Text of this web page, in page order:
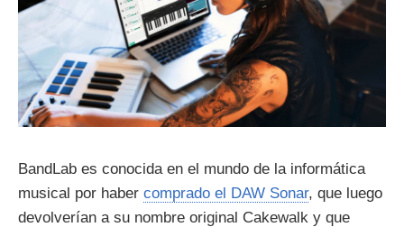
BandLab es conocida en el mundo de la informática
musical por haber comprado el DAW Sonar, que luego
devolverían a su nombre original Cakewalk y que